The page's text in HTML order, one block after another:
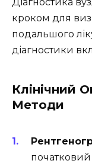
кроком для
подальшого
діагностики
Клінічний
Методи